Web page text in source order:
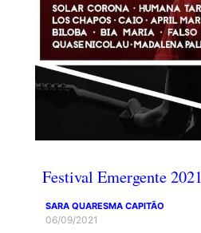
Festival Emergente 2021
SARA QUARESMA CAPITÃO
06/09/2021